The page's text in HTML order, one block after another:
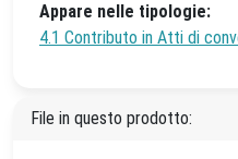
Appare nelle tipologie:
4.1 Contributo in Atti di
File in questo prodotto: